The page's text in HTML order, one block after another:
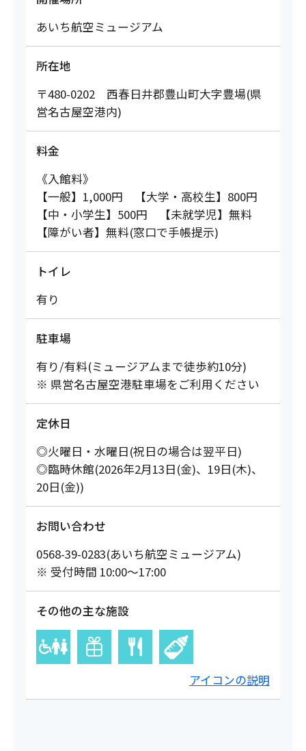
あいち航空ミュージアム
所在地
〒480-0202 西春日井郡豊山町大字豊場(県
営名古屋空港内)
料金
《入館料》
【一般】1,000円 【大学・高校生】800円
【中・小学生】500円 【未就学児】無料
【障がい者】無料(窓口で手帳提示)
トイレ
有り
駐車場
有り/有料(ミュージアムまで徒歩約10分)
※ 県営名古屋空港駐車場をご利用ください
定休日
◎火曜日・水曜日(祝日の場合は翌平日)
◎臨時休館(2026年2月13日(金)、19日(木)、
20日(金))
お問い合わせ
0568-39-0283(あいち航空ミュージアム)
※ 受付時間 10:00～17:00
その他の主な施設
アイコンの説明